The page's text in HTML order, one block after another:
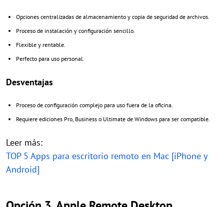
Opciones centralizadas de almacenamiento y copia de seguridad de archivos.
Proceso de instalación y configuración sencillo.
Flexible y rentable.
Perfecto para uso personal.
Desventajas
Proceso de configuración complejo para uso fuera de la oficina.
Requiere ediciones Pro, Business o Ultimate de Windows para ser compatible.
Leer más:
TOP 5 Apps para escritorio remoto en Mac [iPhone y
Android]